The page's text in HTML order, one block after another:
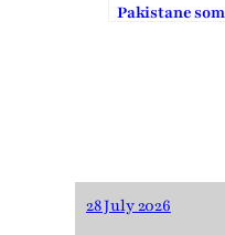
Pakistane
28 July 2026